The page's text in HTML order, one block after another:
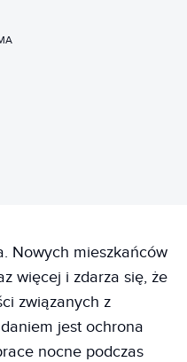
Nowych mieszkańców
więcej i zdarza się, że
związanych z
jest ochrona
nocne podczas